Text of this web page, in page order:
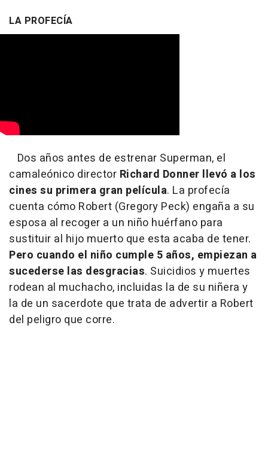
LA PROFECÍA
Dos años antes de estrenar Superman, el
camaleónico director Richard Donner llevó a los
cines su primera gran película. La profecía
cuenta cómo Robert (Gregory Peck) engaña a su
esposa al recoger a un niño huérfano para
sustituir al hijo muerto que esta acaba de tener.
Pero cuando el niño cumple 5 años, empiezan a
sucederse las desgracias. Suicidios y muertes
rodean al muchacho, incluidas la de su niñera y
la de un sacerdote que trata de advertir a Robert
del peligro que corre.